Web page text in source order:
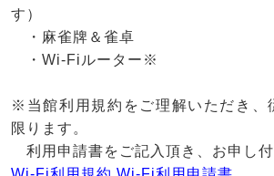
す）
・麻雀牌＆雀卓
・Wi-Fiルーター※
※当館利用規約をご理解いただき、
限ります。
利用申請書をご記入頂き、お申し付